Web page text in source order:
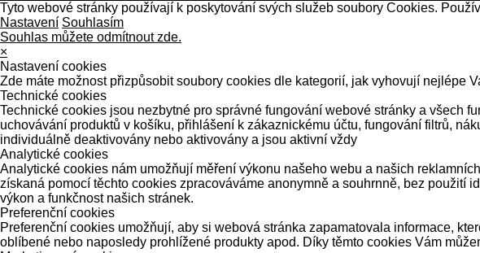
Tyto webové stránky používají k poskytování svých služeb soubory Cookies.
Nastavení Souhlasím
Souhlas můžete odmítnout zde.
×
Nastavení cookies
Zde máte možnost přizpůsobit soubory cookies dle kategorií, jak vyhovují nejlépe
Technické cookies
Technické cookies jsou nezbytné pro správné fungování webové stránky a všech
uchovávání produktů v košíku, přihlášení k zákaznickému účtu, fungování filtrů,
individuálně deaktivovány nebo aktivovány a jsou aktivní vždy
Analytické cookies
Analytické cookies nám umožňují měření výkonu našeho webu a našich
získaná pomocí těchto cookies zpracováváme anonymně a souhrnně, bez použití
výkon a funkčnost našich stránek.
Preferenční cookies
Preferenční cookies umožňují, aby si webová stránka zapamatovala informace,
oblíbené nebo naposledy prohlížené produkty apod. Díky těmto cookies Vám